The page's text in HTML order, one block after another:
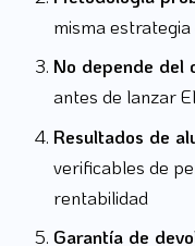
misma
No depende del
antes de lanzar
Resultados de
verificables de
rentabilidad
Garantía de